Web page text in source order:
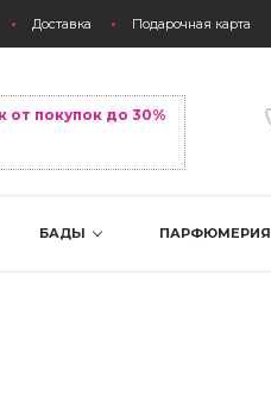
Доставка Подарочная карта
покупок до 30%
БАДЫ ПАРФЮМЕРИЯ